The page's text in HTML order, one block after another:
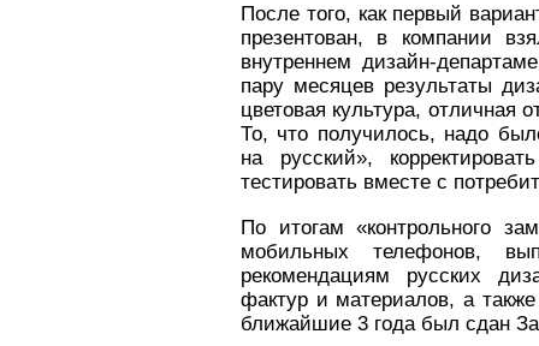
После того, как первый
презентован, в компании
внутреннем дизайн-
пару месяцев результаты
цветовая культура, отличная
То, что получилось, надо
на русский»,
тестировать вместе с
По итогам «контрольного
мобильных телефонов,
рекомендациям русских
фактур и материалов, а
ближайшие 3 года был сдан